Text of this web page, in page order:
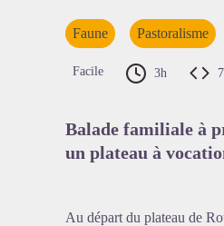
Faune Pastoralisme
Facile 3h
Balade familiale à
un plateau à
Au départ du plateau de